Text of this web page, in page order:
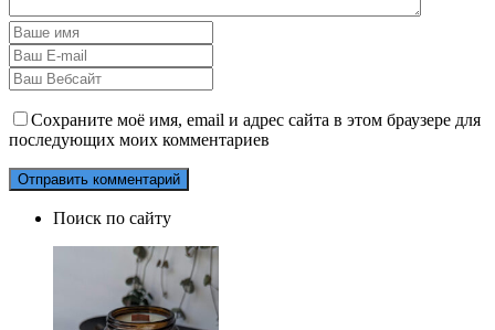
Сохраните моё имя, email и адрес сайта в этом браузере для
последующих моих комментариев
Поиск по сайту